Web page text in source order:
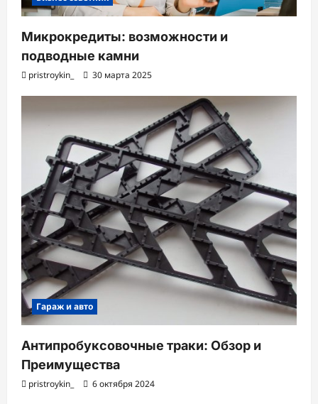
Микрокредиты: возможности и
подводные камни
pristroykin_ 30 марта 2025
Гараж и авто
Антипробуксовочные траки: Обзор и
Преимущества
pristroykin_ 6 октября 2024